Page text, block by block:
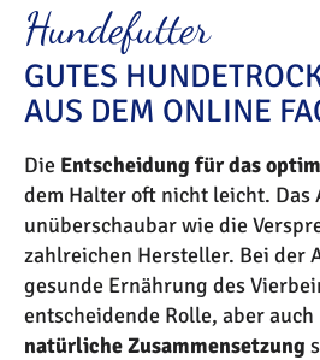
Hundefutter
GUTES
AUS DEM ONLINE
Die Entscheidung für das
dem Halter oft nicht leicht. Das
unüberschaubar wie die
zahlreichen Hersteller. Bei der
gesunde Ernährung des
entscheidende Rolle, aber auch
natürliche Zusammensetzung